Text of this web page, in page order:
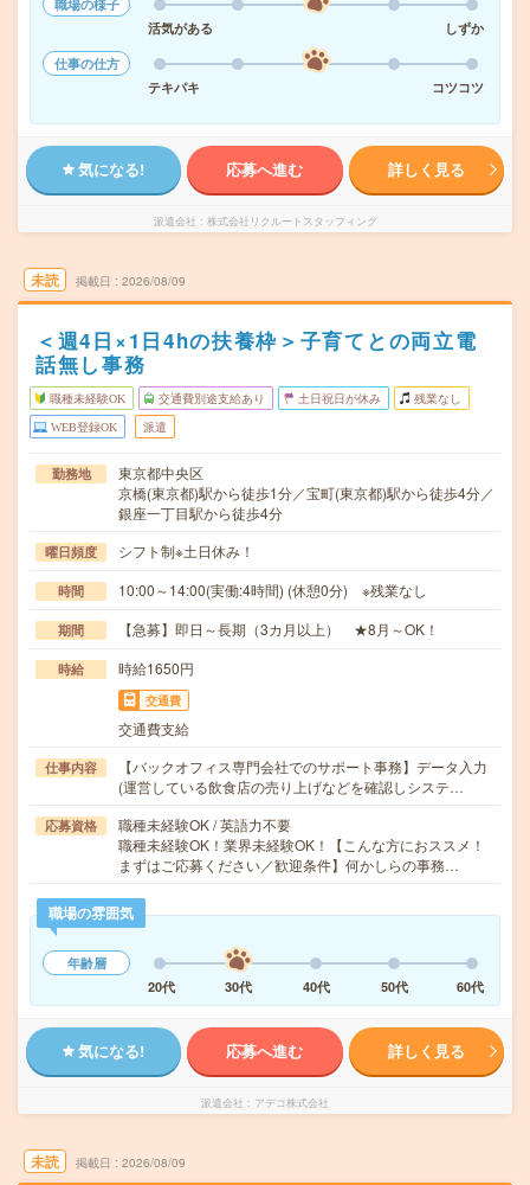
職場の様子
活気がある
しずか
仕事の仕方
テキパキ
コツコツ
気になる! 応募へ進む 詳しく見る
派遣会社 株式会社リクルートスタッフィング
未読 掲載日 2026/08/09
＜週4日×1日4hの扶養枠＞子育てとの両立電
話無し事務
職種未経験OK 交通費別途支給あり 土日祝日が休み 残業なし
WEB登録OK 派遣
勤務地
東京都中央区
京橋(東京都)駅から徒歩1分／宝町(東京都)駅から徒歩4分／
銀座一丁目駅から徒歩4分
曜日頻度 シフト制※土日休み！
時間 10:00～14:00(実働:4時間) (休憩0分) ※残業なし
期間 【急募】即日～長期（3カ月以上） ★8月～OK！
時給 時給1650円
交通費
交通費支給
仕事内容
【バックオフィス専門会社でのサポート事務】データ入力
(運営している飲食店の売り上げなどを確認しシステ…
応募資格
職種未経験OK / 英語力不要
職種未経験OK！業界未経験OK！【こんな方におススメ！
まずはご応募ください／歓迎条件】何かしらの事務…
職場の雰囲気
年齢層
20代
30代 40代 50代 60代
気になる! 応募へ進む 詳しく見る
派遣会社 アデコ株式会社
未読 掲載日 2026/08/09